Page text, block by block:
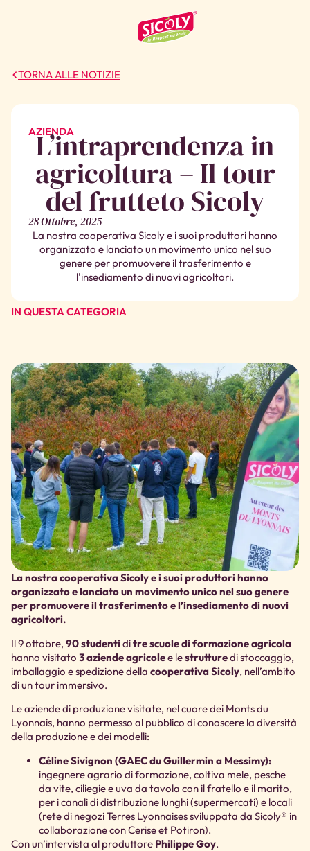
TORNA ALLE NOTIZIE
La nostra cooperativa Sicoly e i suoi produttori hanno
organizzato e lanciato un movimento unico nel suo genere
per promuovere il trasferimento e l’insediamento di nuovi
agricoltori.
Il 9 ottobre, 90 studentiditre scuole di formazione agricola
hanno visitato 3 aziende agricolee lestrutturedi stoccaggio,
imballaggio e spedizione della cooperativa Sicoly, nell’ambito
di un tour immersivo.
Le aziende di produzione visitate, nel cuore dei Monts du
Lyonnais, hanno permesso al pubblico di conoscere la diversità
della produzione e dei modelli:
Céline Sivignon (GAEC du Guillermin a Messimy):
ingegnere agrario di formazione, coltiva mele, pesche
da vite, ciliegie e uva da tavola con il fratello e il marito,
per i canali di distribuzione lunghi (supermercati) e locali
(rete di negozi Terres Lyonnaises sviluppata da Sicoly® in
collaborazione con Cerise et Potiron).
Con un’intervista al produttore Philippe Goy.
AZIENDA
L’intraprendenza in
agricoltura – Il tour
del frutteto Sicoly
28 Ottobre, 2025
La nostra cooperativa Sicoly e i suoi produttori hanno
organizzato e lanciato un movimento unico nel suo
genere per promuovere il trasferimento e
l'insediamento di nuovi agricoltori.
IN QUESTA CATEGORIA